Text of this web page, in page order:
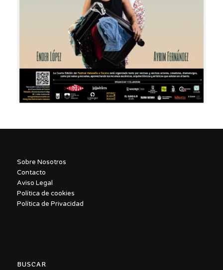
Sobre Nosotros
Contacto
Aviso Legal
Política de cookies
Política de Privacidad
BUSCAR